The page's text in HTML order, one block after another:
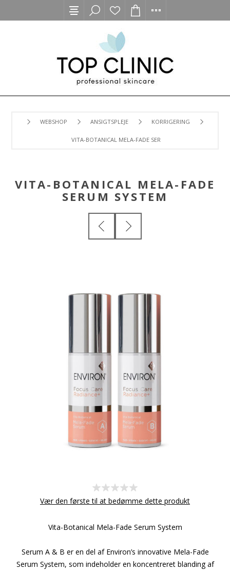
WEBSHOP ANSIGTSPLEJE KORRIGERING
VITA-BOTANICAL MELA-FADE SERUM SYSTEM
VITA-BOTANICAL MELA-FADE
SERUM SYSTEM
Vær den første til at bedømme dette produkt
Vita-Botanical Mela-Fade Serum System
Serum A & B er en del af Environ’s innovative Mela-Fade
Serum System, som indeholder en koncentreret blanding af